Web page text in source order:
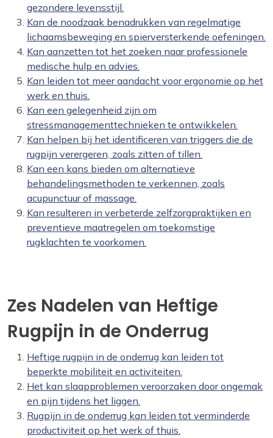
gezondere levensstijl.
Kan de noodzaak benadrukken van regelmatige
lichaamsbeweging en spierversterkende oefeningen.
Kan aanzetten tot het zoeken naar professionele
medische hulp en advies.
Kan leiden tot meer aandacht voor ergonomie op het
werk en thuis.
Kan een gelegenheid zijn om
stressmanagementtechnieken te ontwikkelen.
Kan helpen bij het identificeren van triggers die de
rugpijn verergeren, zoals zitten of tillen.
Kan een kans bieden om alternatieve
behandelingsmethoden te verkennen, zoals
acupunctuur of massage.
Kan resulteren in verbeterde zelfzorgpraktijken en
preventieve maatregelen om toekomstige
rugklachten te voorkomen.
Zes Nadelen van Heftige
Rugpijn in de Onderrug
Heftige rugpijn in de onderrug kan leiden tot
beperkte mobiliteit en activiteiten.
Het kan slaapproblemen veroorzaken door ongemak
en pijn tijdens het liggen.
Rugpijn in de onderrug kan leiden tot verminderde
productiviteit op het werk of thuis.